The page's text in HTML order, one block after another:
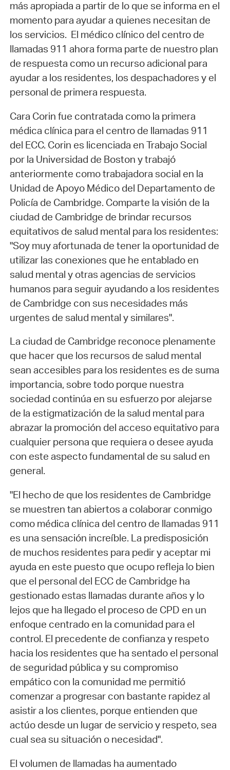
más apropiada a partir de lo que se informa en el
momento para ayudar a quienes necesitan de
los servicios. El médico clínico del centro de
llamadas 911 ahora forma parte de nuestro plan
de respuesta como un recurso adicional para
ayudar a los residentes, los despachadores y el
personal de primera respuesta.
Cara Corin fue contratada como la primera
médica clínica para el centro de llamadas 911
del ECC. Corin es licenciada en Trabajo Social
por la Universidad de Boston y trabajó
anteriormente como trabajadora social en la
Unidad de Apoyo Médico del Departamento de
Policía de Cambridge. Comparte la visión de la
ciudad de Cambridge de brindar recursos
equitativos de salud mental para los residentes:
"Soy muy afortunada de tener la oportunidad de
utilizar las conexiones que he entablado en
salud mental y otras agencias de servicios
humanos para seguir ayudando a los residentes
de Cambridge con sus necesidades más
urgentes de salud mental y similares".
La ciudad de Cambridge reconoce plenamente
que hacer que los recursos de salud mental
sean accesibles para los residentes es de suma
importancia, sobre todo porque nuestra
sociedad continúa en su esfuerzo por alejarse
de la estigmatización de la salud mental para
abrazar la promoción del acceso equitativo para
cualquier persona que requiera o desee ayuda
con este aspecto fundamental de su salud en
general.
"El hecho de que los residentes de Cambridge
se muestren tan abiertos a colaborar conmigo
como médica clínica del centro de llamadas 911
es una sensación increíble. La predisposición
de muchos residentes para pedir y aceptar mi
ayuda en este puesto que ocupo refleja lo bien
que el personal del ECC de Cambridge ha
gestionado estas llamadas durante años y lo
lejos que ha llegado el proceso de CPD en un
enfoque centrado en la comunidad para el
control. El precedente de confianza y respeto
hacia los residentes que ha sentado el personal
de seguridad pública y su compromiso
empático con la comunidad me permitió
comenzar a progresar con bastante rapidez al
asistir a los clientes, porque entienden que
actúo desde un lugar de servicio y respeto, sea
cual sea su situación o necesidad".
El volumen de llamadas ha aumentado